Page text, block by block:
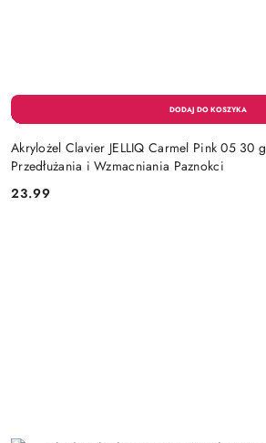
Akrylożel Clavier JELLIQ Carmel Pink 05 30
Przedłużania i Wzmacniania Paznokci
Cena:
23.99